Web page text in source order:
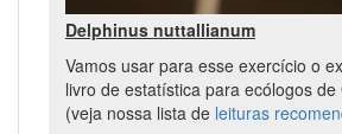
Delphinus nuttallianum
Vamos usar para esse exercício o
livro de estatística para ecólogos de
(veja nossa lista de leituras